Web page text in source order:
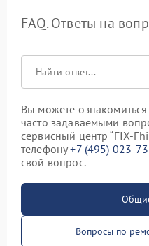
FAQ. Ответы на
Вы можете
часто задаваемыми
сервисный центр “FIX-
телефону+7 (495) 023-
свой вопрос.
Вопросы по